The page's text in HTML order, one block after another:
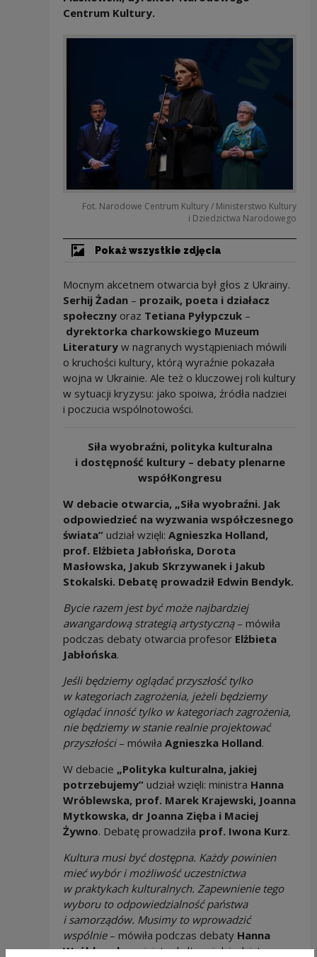
Centrum Kultury.
Fot. Narodowe Centrum Kultury / Ministerstwo Kultury
i Dziedzictwa Narodowego
Pokaż wszystkie zdjęcia
Mocnym akcetnem otwarcia był głos z Ukrainy.
Serhij Żadan– prozaik, poeta i działacz
społecznyoraz Tetiana Pyłypczuk–
dyrektorka charkowskiego Muzeum
Literaturyw nagranych wystąpieniach mówili
o kruchości kultury, którą wyraźnie pokazała
wojna w Ukrainie. Ale też o kluczowej roli kultury
w sytuacji kryzysu: jako spoiwa, źródła nadziei
i poczucia wspólnotowości.
Siła wyobraźni, polityka kulturalna
i dostępność kultury – debaty plenarne
współKongresu
W debacie otwarcia, „Siła wyobraźni. Jak
odpowiedzieć na wyzwania współczesnego
świata”udział wzięli: Agnieszka Holland,
prof. Elżbieta Jabłońska, Dorota
Masłowska, Jakub Skrzywanek i Jakub
Stokalski. Debatę prowadził Edwin Bendyk.
Bycie razem jest być może najbardziej
awangardową strategią artystyczną– mówiła
podczas debaty otwarcia profesor Elżbieta
Jabłońska.
Jeśli będziemy oglądać przyszłość tylko
w kategoriach zagrożenia, jeżeli będziemy
oglądać inność tylko w kategoriach zagrożenia,
nie będziemy w stanie realnie projektować
przyszłości– mówiła Agnieszka Holland.
W debacie „Polityka kulturalna, jakiej
potrzebujemy”udział wzięli: ministra Hanna
Wróblewska, prof. Marek Krajewski, Joanna
Mytkowska, dr Joanna Zięba i Maciej
Żywno. Debatę prowadziła prof. Iwona Kurz.
Kultura musi być dostępna. Każdy powinien
mieć wybór i możliwość uczestnictwa
w praktykach kulturalnych. Zapewnienie tego
wyboru to odpowiedzialność państwa
i samorządów. Musimy to wprowadzić
wspólnie– mówiła podczas debaty Hanna
Wróblewska, ministra kultury i dziedzictwa